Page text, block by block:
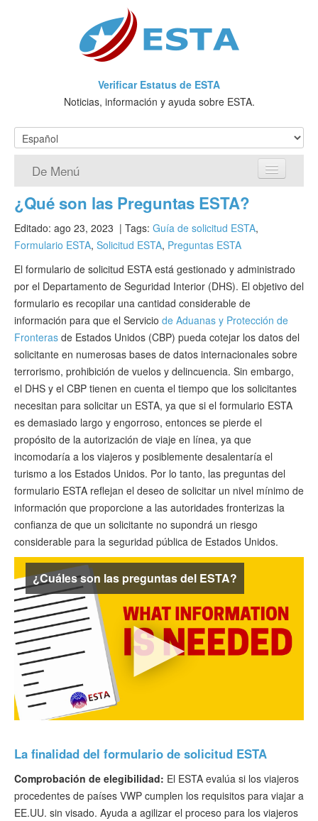
Verificar Estatus de ESTA
Noticias, información y ayuda sobre ESTA.
De Menú
Página de inicio
Solicitud ESTA
¿Qué es ESTA?
VWP
Verificar ESTA
ESTA Información
Contacto
¿Qué son las Preguntas ESTA?
Editado: ago 23, 2023 | Tags: Guía de solicitud ESTA,
Formulario ESTA, Solicitud ESTA, Preguntas ESTA
El formulario de solicitud ESTA está gestionado y administrado
por el Departamento de Seguridad Interior (DHS). El objetivo del
formulario es recopilar una cantidad considerable de
información para que el Servicio de Aduanas y Protección de
Fronteras de Estados Unidos (CBP) pueda cotejar los datos del
solicitante en numerosas bases de datos internacionales sobre
terrorismo, prohibición de vuelos y delincuencia. Sin embargo,
el DHS y el CBP tienen en cuenta el tiempo que los solicitantes
necesitan para solicitar un ESTA, ya que si el formulario ESTA
es demasiado largo y engorroso, entonces se pierde el
propósito de la autorización de viaje en línea, ya que
incomodaría a los viajeros y posiblemente desalentaría el
turismo a los Estados Unidos. Por lo tanto, las preguntas del
formulario ESTA reflejan el deseo de solicitar un nivel mínimo de
información que proporcione a las autoridades fronterizas la
confianza de que un solicitante no supondrá un riesgo
considerable para la seguridad pública de Estados Unidos.
¿Cuáles son las preguntas del ESTA?
La finalidad del formulario de solicitud ESTA
Comprobación de elegibilidad: El ESTA evalúa si los viajeros
procedentes de países VWP cumplen los requisitos para viajar a
EE.UU. sin visado. Ayuda a agilizar el proceso para los viajeros